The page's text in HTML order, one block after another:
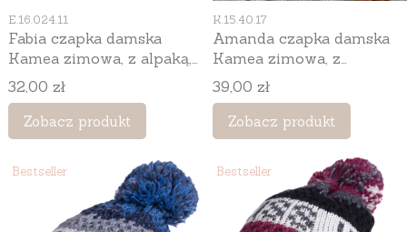
Kod produktu
E.16.024.11
Fabia czapka damska
Kamea zimowa, z alpaką,
moherem i wełną, rozmiar
uniwersalny 54–60 cm,
kolor brązowy
Cena
32,00 zł
Zobacz produkt
Kod produktu
K.15.40.17
Amanda czapka damska
Kamea zimowa, z
pomponem, z alpaką,
moherem i wełną, rozmiar
uniwersalny 54–60 cm,
kolor niebieski
Cena
39,00 zł
Zobacz produkt
Bestseller Bestseller